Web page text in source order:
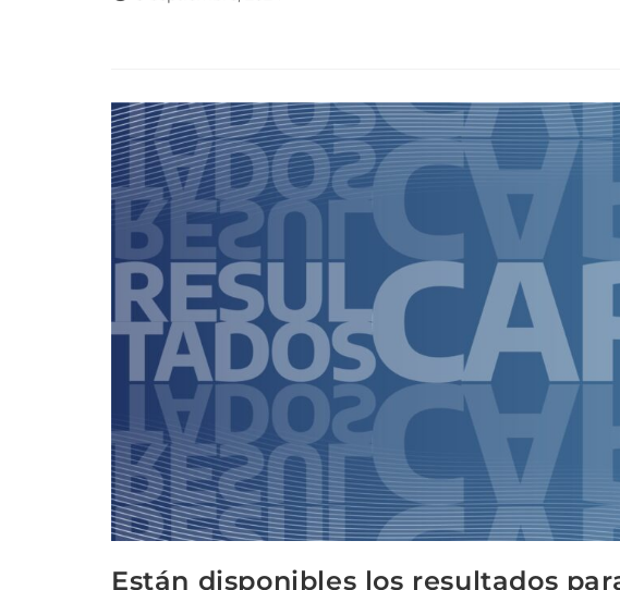
Están disponibles los resultados